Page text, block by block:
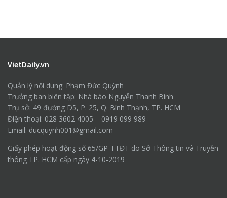
VietDaily.vn
Quản lý nội dung: Phạm Đức Quỳnh
Trưởng ban biên tập: Nhà báo Nguyễn Thanh Bình
Trụ sở: 49 đường D5, P. 25, Q. Bình Thạnh, TP. HCM
Điện thoại: 028 3602 4005 – 0919 099 989
Email: ducquynh001@gmail.com
Giấy phép hoạt động số 65/GP-TTĐT do Sở Thông tin và Truyền
thông TP. HCM cấp ngày 4-10-2019